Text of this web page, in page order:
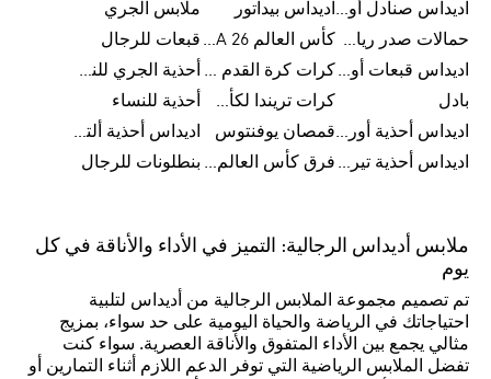
اديداس صنادل أورجينال للنساء اديداس بيداتور
ملابس الجري
حمالات صدر رياضية
كأس العالم FIFA 26™ قبعات للرجال
اديداس قبعات أورجينال للرجال
كرات كرة القدم للرجال
أحذية الجري للنساء
بادل
كرات تريندا لكأس العالم FIFA 26™
أحذية للنساء
اديداس أحذية أورجينال للرجالقمصان يوفنتوس
اديداس أحذية ألترا بوست للرجال
اديداس أحذية تيريكس
فرق كأس العالم FIFA 26™ بنطلونات للرجال
ملابس أديداس الرجالية: التميز في الأداء والأناقة في كل
يوم
تم تصميم مجموعة الملابس الرجالية من أديداس لتلبية
احتياجاتك في الرياضة والحياة اليومية على حد سواء، بمزيج
مثالي يجمع بين الأداء المتفوق والأناقة العصرية. سواء كنت
تفضل الملابس الرياضية التي توفر الدعم اللازم أثناء التمارين أو